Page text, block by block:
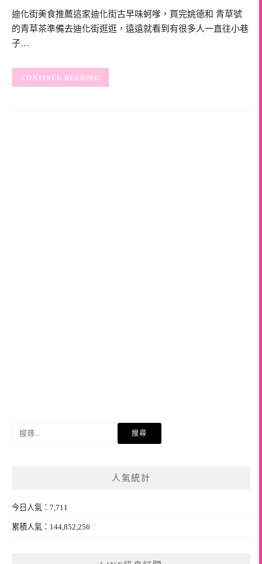
迪化街美食推薦這家迪化街古早味蚵嗲，買完姚德和 青草號
的青草茶準備去迪化街逛逛，遠遠就看到有很多人一直往小巷
子…
CONTINUE READING
人氣統計
今日人氣：7,711
累積人氣：144,852,256